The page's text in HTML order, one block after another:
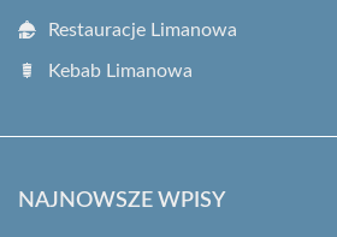
Restauracje Limanowa
Kebab Limanowa
NAJNOWSZE WPISY